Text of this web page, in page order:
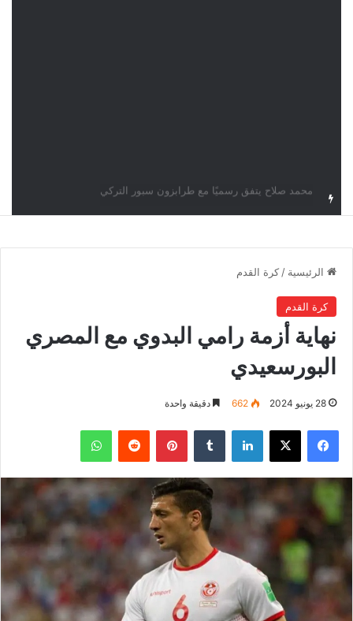
الرئيسية / كرة القدم
كرة القدم
نهاية أزمة رامي البدوي مع المصري
البورسعيدي
28 يونيو 2024 662 دقيقة واحدة
فيسبوك ‫X لينكدإن بينتيريست واتساب